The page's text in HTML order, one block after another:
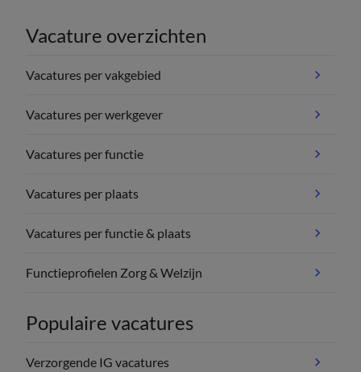
Vacature overzichten
Vacatures per vakgebied
Vacatures per werkgever
Vacatures per functie
Vacatures per plaats
Vacatures per functie & plaats
Functieprofielen Zorg & Welzijn
Populaire vacatures
Verzorgende IG vacatures